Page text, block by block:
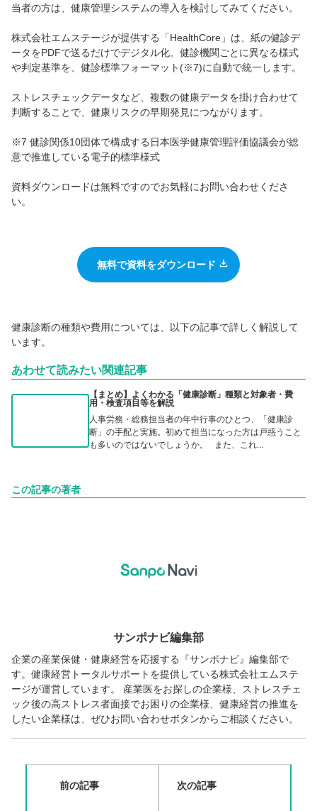
当者の方は、健康管理システムの導入を検討してみてください。
株式会社エムステージが提供する「HealthCore」は、紙の健診デ
ータをPDFで送るだけでデジタル化。健診機関ごとに異なる様式
や判定基準を、健診標準フォーマット(※7)に自動で統一します。
ストレスチェックデータなど、複数の健康データを掛け合わせて
判断することで、健康リスクの早期発見につながります。
※7 健診関係10団体で構成する日本医学健康管理評価協議会が総
意で推進している電子的標準様式
資料ダウンロードは無料ですのでお気軽にお問い合わせくださ
い。
無料で資料をダウンロード
健康診断の種類や費用については、以下の記事で詳しく解説して
います。
あわせて読みたい関連記事
【まとめ】よくわかる「健康診断」種類と対象者・費
用・検査項目等を解説
人事労務・総務担当者の年中行事のひとつ、「健康診
断」の手配と実施。初めて担当になった方は戸惑うこと
も多いのではないでしょうか。 また、これ...
この記事の著者
サンポナビ編集部
企業の産業保健・健康経営を応援する『サンポナビ』編集部で
す。健康経営トータルサポートを提供している株式会社エムステ
ージが運営しています。 産業医をお探しの企業様、ストレスチェ
ック後の高ストレス者面接でお困りの企業様、健康経営の推進を
したい企業様は、ぜひお問い合わせボタンからご相談ください。
前の記事 次の記事